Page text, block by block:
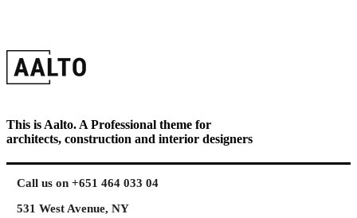
This is Aalto. A Professional theme for
architects, construction and interior designers
Call us on +651 464 033 04
531 West Avenue, NY